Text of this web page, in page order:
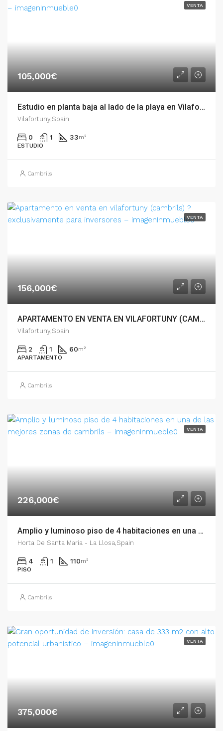
VENTA
105,000€
Estudio en planta baja al lado de la playa en Vilafortuny. – 007.01715
Vilafortuny,Spain
0 1 33m²
ESTUDIO
Cambrils
VENTA
156,000€
APARTAMENTO EN VENTA EN VILAFORTUNY (CAMBRILS) ? EXCLUSIVAMENTE PARA INVERSORES – 007.01718
Vilafortuny,Spain
2 1 60m²
APARTAMENTO
Cambrils
VENTA
226,000€
Amplio y luminoso piso de 4 habitaciones en una de las mejores zonas de Cambrils – 007.01721
Horta De Santa Maria - La Llosa,Spain
4 1 110m²
PISO
Cambrils
VENTA
375,000€